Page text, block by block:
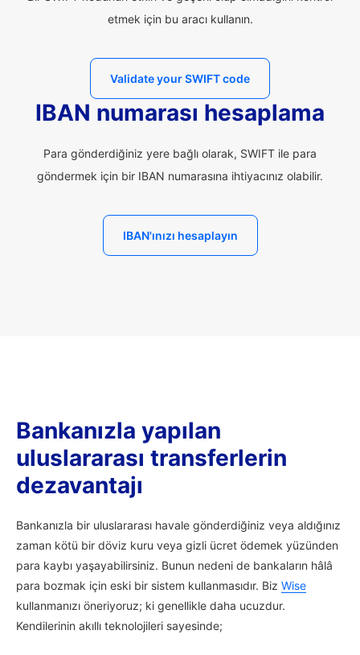
etmek için bu aracı kullanın.
Validate your SWIFT code
IBAN numarası hesaplama
Para gönderdiğiniz yere bağlı olarak, SWIFT ile para
göndermek için bir IBAN numarasına ihtiyacınız olabilir.
IBAN'ınızı hesaplayın
Bankanızla yapılan
uluslararası transferlerin
dezavantajı
Bankanızla bir uluslararası havale gönderdiğiniz veya aldığınız
zaman kötü bir döviz kuru veya gizli ücret ödemek yüzünden
para kaybı yaşayabilirsiniz. Bunun nedeni de bankaların hâlâ
para bozmak için eski bir sistem kullanmasıdır. Biz Wise
kullanmanızı öneriyoruz; ki genellikle daha ucuzdur.
Kendilerinin akıllı teknolojileri sayesinde;